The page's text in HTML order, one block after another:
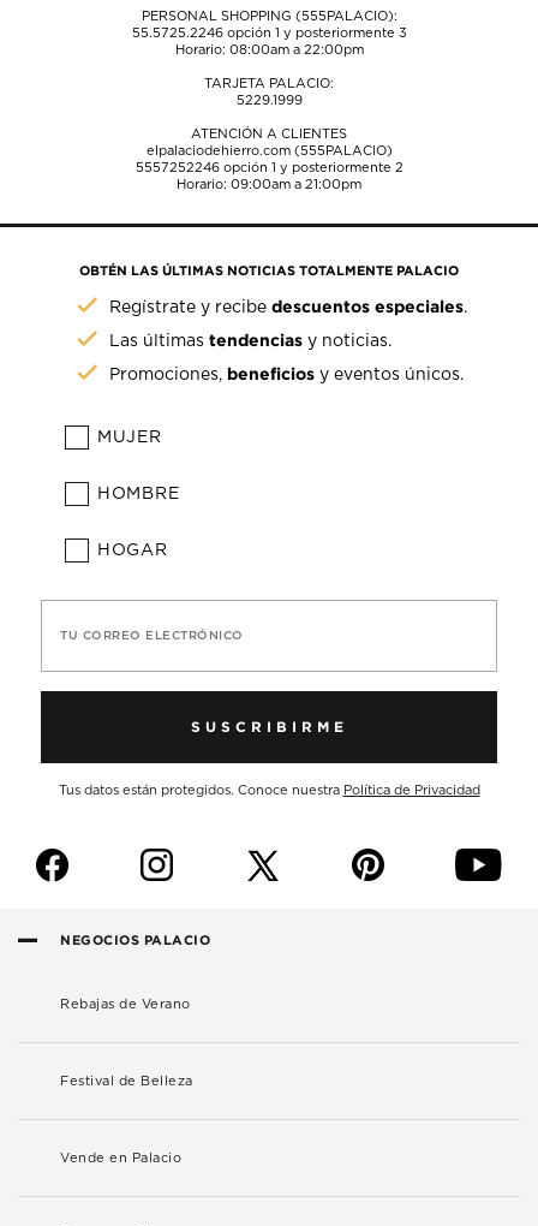
PERSONAL SHOPPING (555PALACIO):
55.5725.2246opción 1 y posteriormente 3
Horario: 08:00am a 22:00pm
TARJETA PALACIO:
5229.1999
ATENCIÓN A CLIENTES
elpalaciodehierro.com (555PALACIO)
5557252246opción 1 y posteriormente 2
Horario: 09:00am a 21:00pm
OBTÉN LAS ÚLTIMAS NOTICIAS TOTALMENTE PALACIO
Regístrate y recibedescuentos especiales.
Las últimastendencias y noticias.
Promociones, beneficios y eventos únicos.
MUJER
HOMBRE
HOGAR
TU CORREO ELECTRÓNICO
SUSCRIBIRME
Tus datos están protegidos. Conoce nuestra Política de Privacidad
f i p y
NEGOCIOS PALACIO
Rebajas de Verano
Festival de Belleza
Vende en Palacio